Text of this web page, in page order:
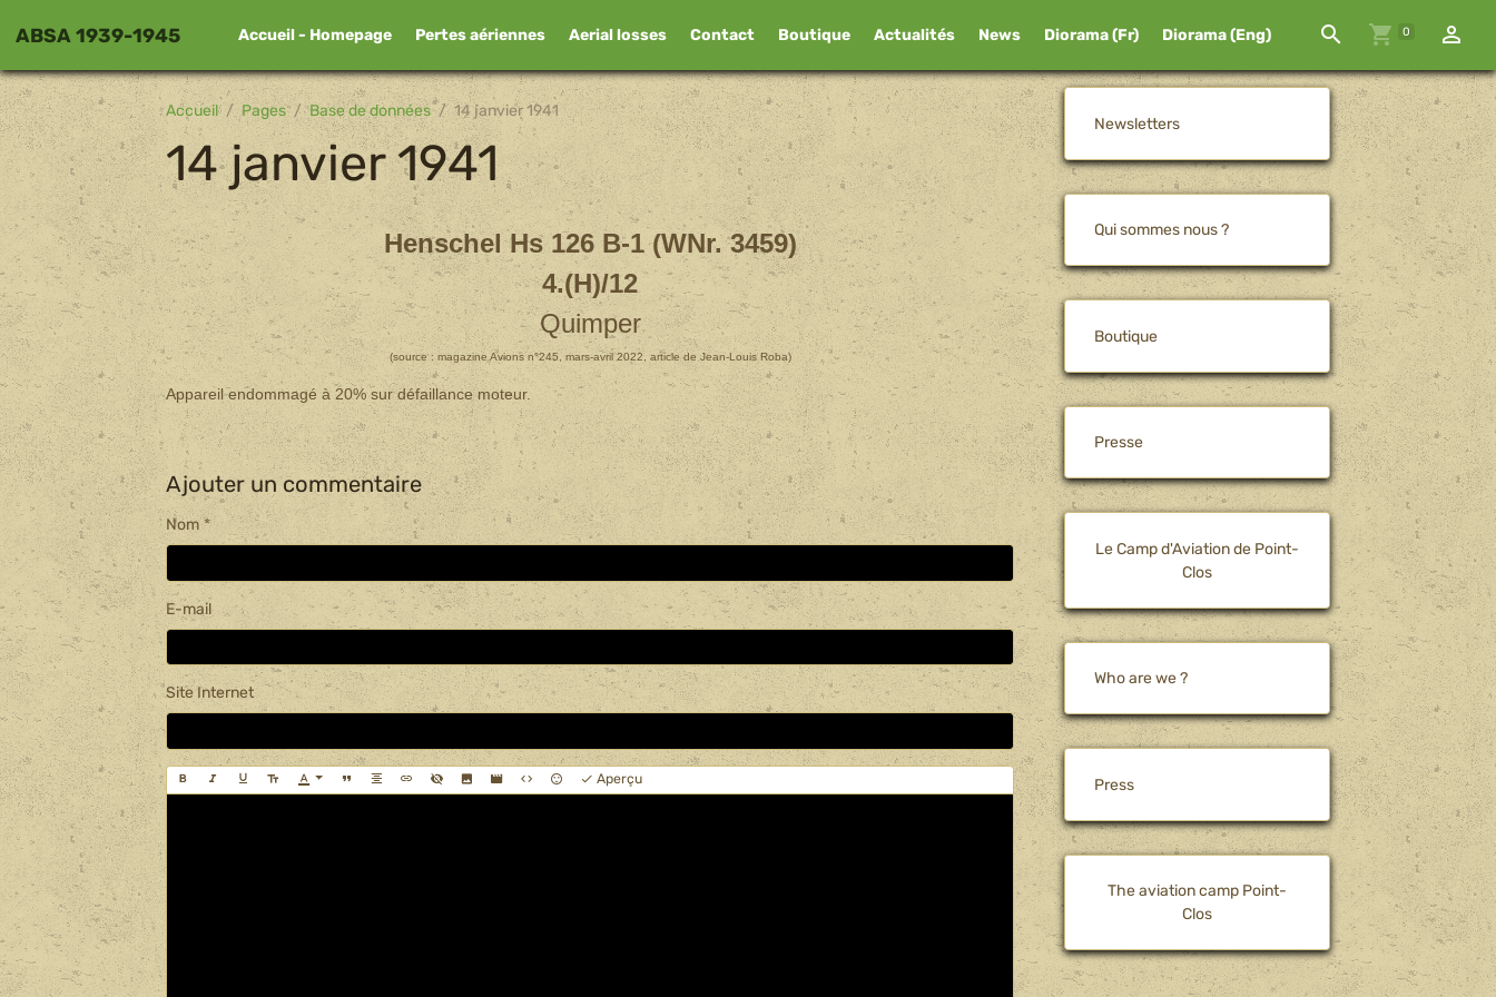
ABSA 1939-1945 Accueil - Homepage Pertes aériennes Aerial losses Contact Boutique Actualités News Diorama (Fr) Diorama (Eng) 0
Accueil Pages Base de données 14 janvier 1941
14 janvier 1941
Henschel Hs 126 B-1 (WNr. 3459)
4.(H)/12
Quimper
(source : magazine Avions n°245, mars-avril 2022, article de Jean-Louis Roba)
Appareil endommagé à 20% sur défaillance moteur.
Ajouter un commentaire
Nom
E-mail
Site Internet
Aperçu
Newsletters
Qui sommes nous ?
Boutique
Presse
Le Camp d'Aviation de Point-
Clos
Who are we ?
Press
The aviation camp Point-
Clos